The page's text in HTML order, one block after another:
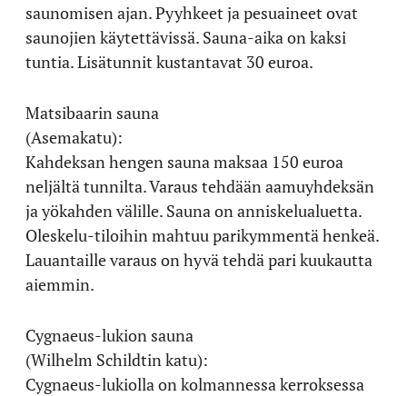
saunomisen ajan. Pyyhkeet ja pesuaineet ovat
saunojien käytettävissä. Sauna-aika on kaksi
tuntia. Lisätunnit kustantavat 30 euroa.
Matsibaarin sauna
(Asemakatu):
Kahdeksan hengen sauna maksaa 150 euroa
neljältä tunnilta. Varaus tehdään aamuyhdeksän
ja yökahden välille. Sauna on anniskelualuetta.
Oleskelu-tiloihin mahtuu parikymmentä henkeä.
Lauantaille varaus on hyvä tehdä pari kuukautta
aiemmin.
Cygnaeus-lukion sauna
(Wilhelm Schildtin katu):
Cygnaeus-lukiolla on kolmannessa kerroksessa